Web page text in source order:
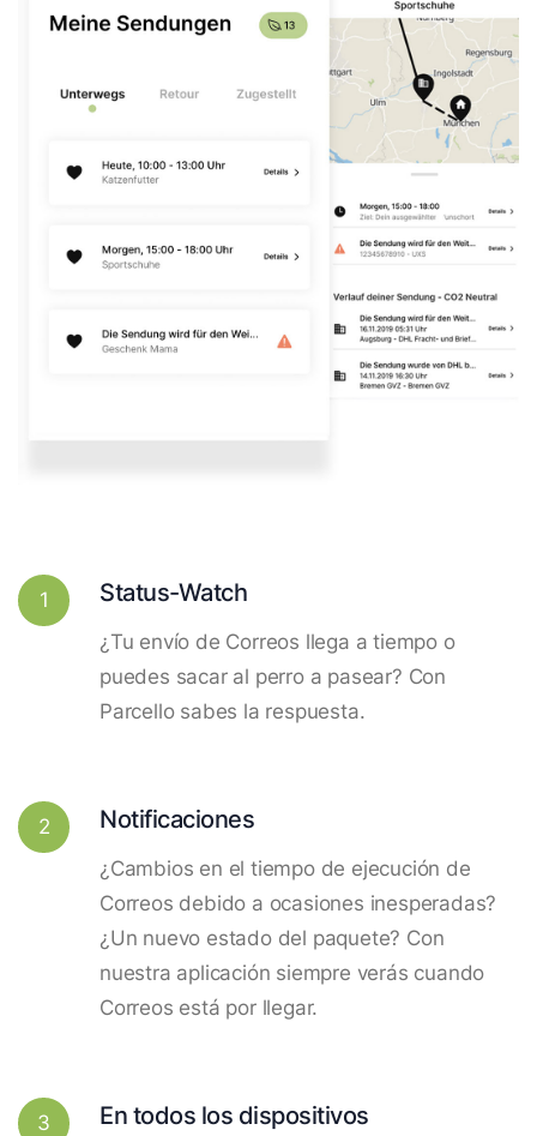
1 Status-Watch
¿Tu envío de Correos llega a tiempo o
puedes sacar al perro a pasear? Con
Parcello sabes la respuesta.
2 Notificaciones
¿Cambios en el tiempo de ejecución de
Correos debido a ocasiones inesperadas?
¿Un nuevo estado del paquete? Con
nuestra aplicación siempre verás cuando
Correos está por llegar.
3 En todos los dispositivos